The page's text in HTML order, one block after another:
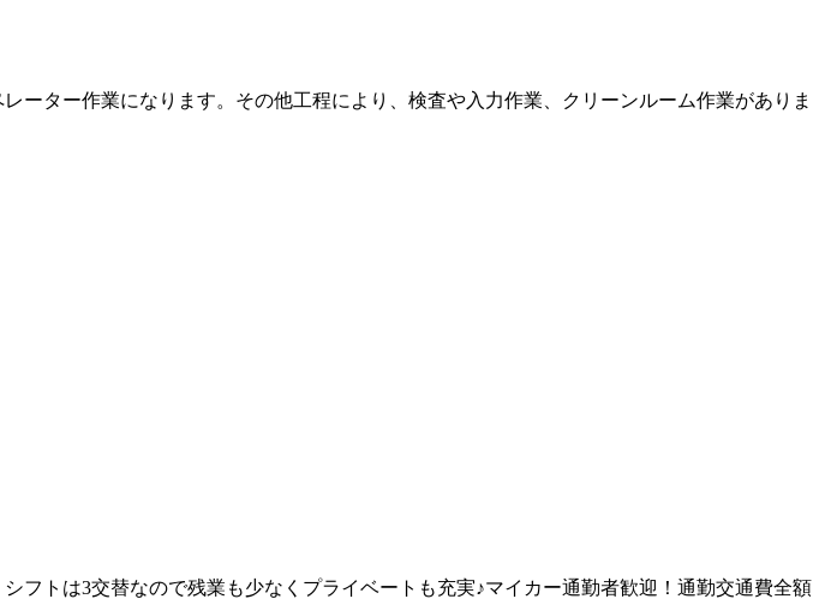
ーター作業になります。その他工程により、検査や入力作業、クリーンルーム作業がありま
フトは3交替なので残業も少なくプライベートも充実♪マイカー通勤者歓迎！通勤交通費全額